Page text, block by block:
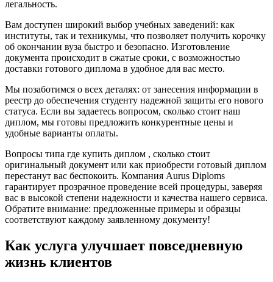
легальность.
Вам доступен широкий выбор учебных заведений: как
институты, так и техникумы, что позволяет получить корочку
об окончании вуза быстро и безопасно. Изготовление
документа происходит в сжатые сроки, с возможностью
доставки готового диплома в удобное для вас место.
Мы позаботимся о всех деталях: от занесения информации в
реестр до обеспечения студенту надежной защиты его нового
статуса. Если вы задаетесь вопросом, сколько стоит наш
диплом, мы готовы предложить конкурентные цены и
удобные варианты оплаты.
Вопросы типа где купить диплом , сколько стоит
оригинальный документ или как приобрести готовый диплом
перестанут вас беспокоить. Компания Aurus Diploms
гарантирует прозрачное проведение всей процедуры, заверяя
вас в высокой степени надежности и качества нашего сервиса.
Обратите внимание: предложенные примеры и образцы
соответствуют каждому заявленному документу!
Как услуга улучшает повседневную
жизнь клиентов